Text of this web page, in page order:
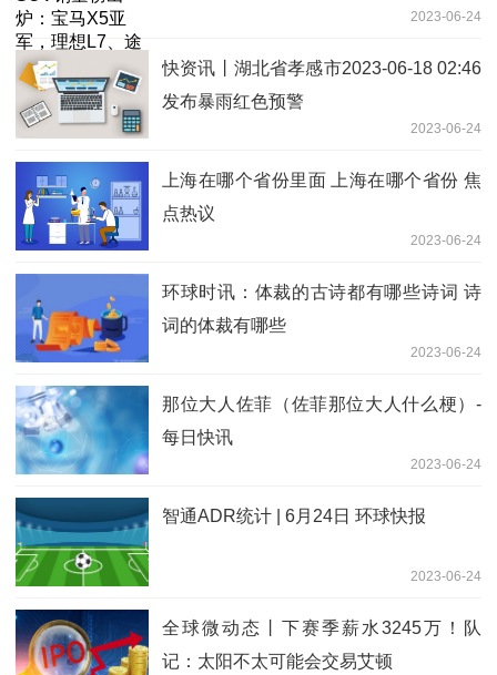
2023-06-24
快资讯丨湖北省孝感市2023-06-18 02:46
发布暴雨红色预警
2023-06-24
上海在哪个省份里面 上海在哪个省份 焦
点热议
2023-06-24
环球时讯：体裁的古诗都有哪些诗词 诗
词的体裁有哪些
2023-06-24
那位大人佐菲（佐菲那位大人什么梗）-
每日快讯
2023-06-24
智通ADR统计 | 6月24日 环球快报
2023-06-24
全球微动态丨下赛季薪水3245万！队
记：太阳不太可能会交易艾顿